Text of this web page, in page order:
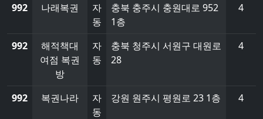
992 나래복권
자
동
충북 충주시 충원대로 952
1층
4
992
해적책대
여점 복권
방
자
동
충북 청주시 서원구 대원로
28
4
992 복권나라
자
동
강원 원주시 평원로 23 1층 4